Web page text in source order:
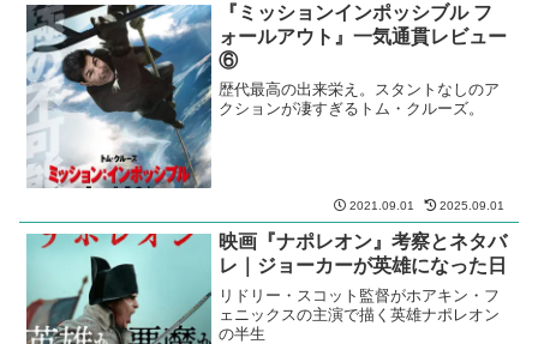
『ミッションインポッシブル フ
ォールアウト』一気通貫レビュー
⑥
歴代最高の出来栄え。スタントなしのア
クションが凄すぎるトム・クルーズ。
2021.09.01 2025.09.01
映画『ナポレオン』考察とネタバ
レ｜ジョーカーが英雄になった日
リドリー・スコット監督がホアキン・フ
ェニックスの主演で描く英雄ナポレオン
の半生